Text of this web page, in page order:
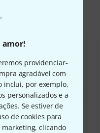
amor!
providenciar-
agradável com
inclui, por exemplo,
personalizados e a
Se estiver de
de cookies para
clicando